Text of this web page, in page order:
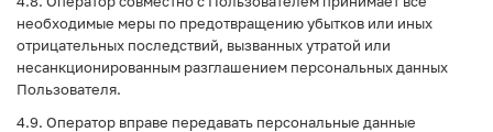
необходимые меры по предотвращению убытков или иных
отрицательных последствий, вызванных утратой или
несанкционированным разглашением персональных данных
Пользователя.
4.9. Оператор вправе передавать персональные данные